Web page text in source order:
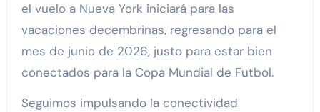
el vuelo a Nueva York iniciará para las
vacaciones decembrinas, regresando para el
mes de junio de 2026, justo para estar bien
conectados para la Copa Mundial de Futbol.
Seguimos impulsando la conectividad